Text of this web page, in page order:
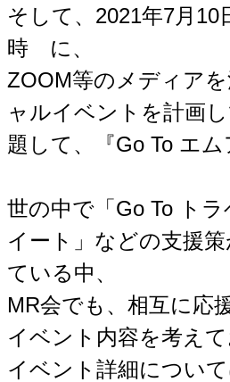
そして、2021年7月10
時 に、
ZOOM等のメディア
ャルイベントを計画し
題して、『Go To エム
世の中で「Go To ト
イート」などの支援
ている中、
MR会でも、相互に応
イベント内容を考えて
イベント詳細につい